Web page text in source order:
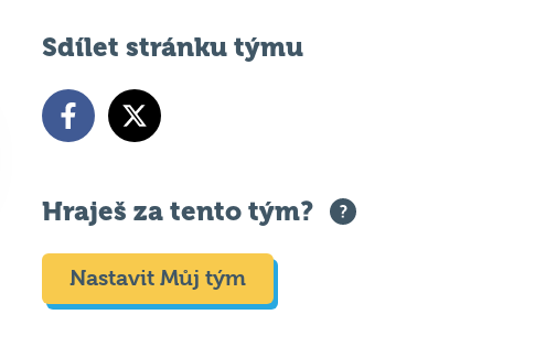
Sdílet stránku týmu
Hraješ za tento tým?
Nastavit Můj tým